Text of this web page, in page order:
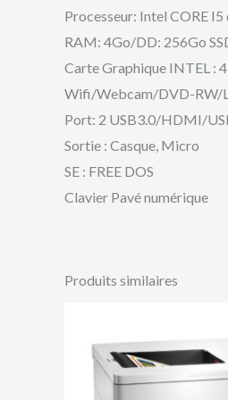
Processeur: Intel CORE
RAM: 4Go/DD: 256Go
Carte Graphique INTEL :
Wifi/Webcam/DVD-RW/
Port: 2 USB3.0/HDMI/
Sortie : Casque, Micro
SE : FREE DOS
Clavier Pavé numérique
Produits similaires